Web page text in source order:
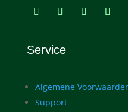
Service
Algemene
Support